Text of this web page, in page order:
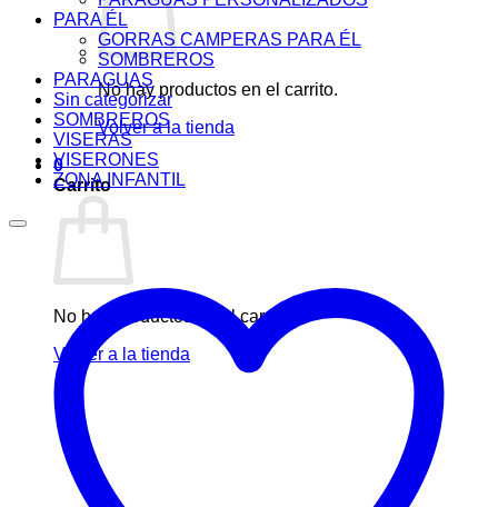
No hay productos en el carrito.
Volver a la tienda
0
Carrito
No hay productos en el carrito.
Volver a la tienda
PARA ÉL
GORRAS CAMPERAS PARA ÉL
SOMBREROS
PARAGUAS
Sin categorizar
SOMBREROS
VISERAS
VISERONES
ZONA INFANTIL